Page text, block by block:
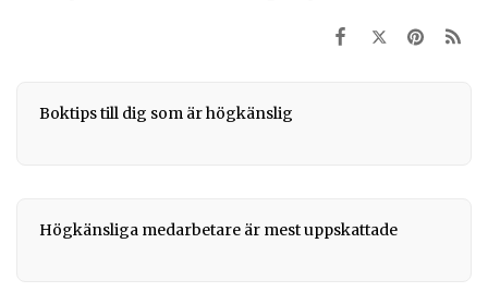
Boktips till dig som är högkänslig
Högkänsliga medarbetare är mest uppskattade